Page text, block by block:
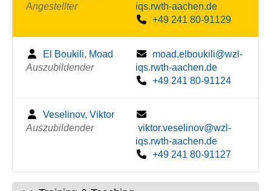
Angestellter
iqs.rwth-aachen.de
+49 241 80-91129
El Boukili, Moad
Auszubildender
moad.elboukili@wzl-
iqs.rwth-aachen.de
+49 241 80-91124
Veselinov, Viktor
Auszubildender
viktor.veselinov@wzl-
iqs.rwth-aachen.de
+49 241 80-91127